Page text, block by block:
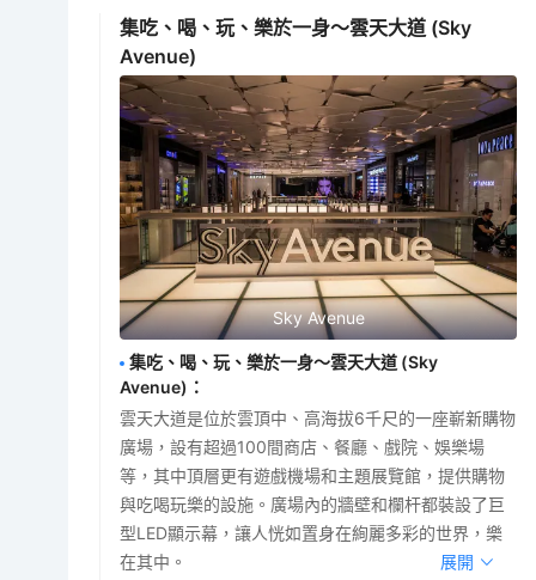
集吃、喝、玩、樂於一身～雲天大道 (Sky
Avenue)
Sky Avenue
集吃、喝、玩、樂於一身～雲天大道 (Sky
Avenue) ：
雲天大道是位於雲頂中、高海拔6千尺的一座嶄新購物
廣場，設有超過100間商店、餐廳、戲院、娛樂場
等，其中頂層更有遊戲機場和主題展覽館，提供購物
與吃喝玩樂的設施。廣場內的牆壁和欄杆都裝設了巨
型LED顯示幕，讓人恍如置身在絢麗多彩的世界，樂
在其中。
展開